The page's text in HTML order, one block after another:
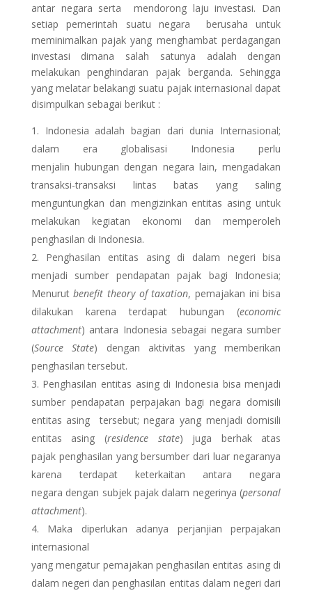
antar negara serta mendorong laju investasi. Dan
setiap pemerintah suatu negara berusaha untuk
meminimalkan pajak yang menghambat perdagangan
investasi dimana salah satunya adalah dengan
melakukan penghindaran pajak berganda. Sehingga
yang melatar belakangi suatu pajak internasional dapat
disimpulkan sebagai berikut :
Indonesia adalah bagian dari dunia Internasional;
dalam era globalisasi Indonesia perlu
menjalin hubungan dengan negara lain, mengadakan
transaksi-transaksi lintas batas yang saling
menguntungkan dan mengizinkan entitas asing untuk
melakukan kegiatan ekonomi dan memperoleh
penghasilan di Indonesia.
Penghasilan entitas asing di dalam negeri bisa
menjadi sumber pendapatan pajak bagi Indonesia;
Menurutbenefit theory of taxation, pemajakan ini bisa
dilakukan karena terdapat hubungan (economic
attachment) antara Indonesia sebagai negara sumber
(Source State) dengan aktivitas yang memberikan
penghasilan tersebut.
Penghasilan entitas asing di Indonesia bisa menjadi
sumber pendapatan perpajakan bagi negara domisili
entitas asing tersebut; negara yang menjadi domisili
entitas asing (residence state) juga berhak atas
pajak penghasilan yang bersumber dari luar negaranya
karena terdapat keterkaitan antara negara
negara dengan subjek pajak dalam negerinya (personal
attachment).
Maka diperlukan adanya perjanjian perpajakan
internasional
yang mengatur pemajakan penghasilan entitas asing di
dalam negeri dan penghasilan entitas dalam negeri dari